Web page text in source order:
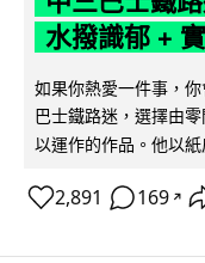
水撥識郁 +
如果你熱愛一件事，
巴士鐵路迷，選擇由
以運作的作品。他以
2,891 169 ↗